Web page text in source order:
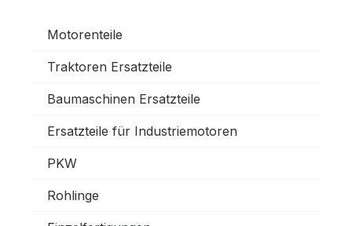
Motorenteile
Traktoren Ersatzteile
Baumaschinen Ersatzteile
Ersatzteile für Industriemotoren
PKW
Rohlinge